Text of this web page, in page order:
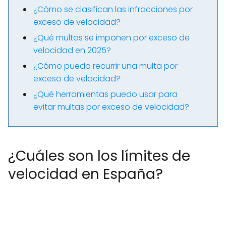
¿Cómo se clasifican las infracciones por
exceso de velocidad?
¿Qué multas se imponen por exceso de
velocidad en 2025?
¿Cómo puedo recurrir una multa por
exceso de velocidad?
¿Qué herramientas puedo usar para
evitar multas por exceso de velocidad?
¿Cuáles son los límites de
velocidad en España?